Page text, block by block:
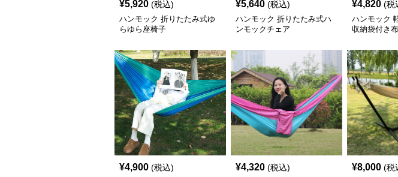
¥5,920 (税込)
ハンモック 折りたたみ式ゆ
らゆら座椅子
¥5,640 (税込)
ハンモック 折りたたみ式ハ
ンモックチェア
¥4,820 (税
ハンモック
収納袋付き
¥4,900 (税込) ¥4,320 (税込) ¥8,000 (税